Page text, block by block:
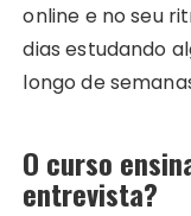
online e no seu
dias estudando
longo de
O curso
entrevista?